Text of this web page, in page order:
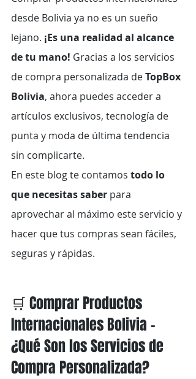
desde Bolivia ya no es un sueño
lejano. ¡Es una realidad al alcance
de tu mano! Gracias a los servicios
de compra personalizada de TopBox
Bolivia, ahora puedes acceder a
artículos exclusivos, tecnología de
punta y moda de última tendencia
sin complicarte.
En este blog te contamos todo lo
que necesitas saber para
aprovechar al máximo este servicio y
hacer que tus compras sean fáciles,
seguras y rápidas.
🛒 Comprar Productos
Internacionales Bolivia –
¿Qué Son los Servicios de
Compra Personalizada?